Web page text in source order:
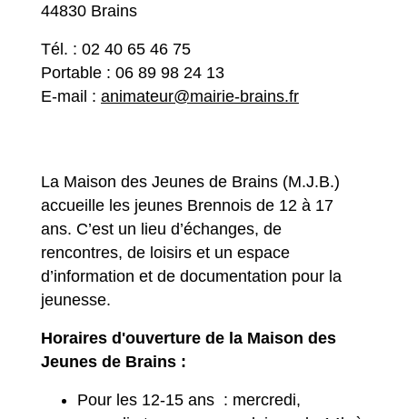
44830 Brains
Tél. : 02 40 65 46 75
Portable : 06 89 98 24 13
E-mail : animateur@mairie-brains.fr
La Maison des Jeunes de Brains (M.J.B.)
accueille les jeunes Brennois de 12 à 17
ans. C’est un lieu d’échanges, de
rencontres, de loisirs et un espace
d’information et de documentation pour la
jeunesse.
Horaires d'ouverture de la Maison des
Jeunes de Brains :
Pour les 12-15 ans : mercredi,